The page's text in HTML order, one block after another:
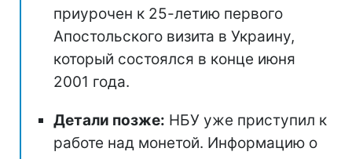
приурочен к 25-летию первого
Апостольского визита в Украину,
который состоялся в конце июня
2001 года.
Детали позже: НБУ уже приступил к
работе над монетой. Информацию о